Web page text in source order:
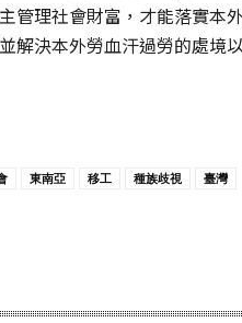
管理社會財富，才能落實本
解決本外勞血汗過勞的處境
東南亞 移工 種族歧視 臺灣